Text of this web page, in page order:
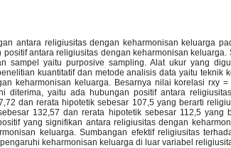
antara religiusitas dengan keharmonisan keluarga
antara religiusitas dengan keharmonisan
sampel yaitu purposive sampling. Alat ukur yang
kuantitatif dan metode analisis data yaitu teknik
keharmonisan keluarga. Besarnya nilai korelasi rxy
diterima, yaitu ada hubungan positif antara
dan rerata hipotetik sebesar 107,5 yang berarti
132,57 dan rerata hipotetik sebesar 112,5 yang
yang signifikan antara religiusitas dengan
keluarga. Sumbangan efektif religiusitas
keharmonisan keluarga di luar variabel